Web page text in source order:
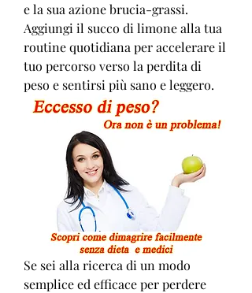
e la sua azione brucia-grassi.
Aggiungi il succo di limone alla tua
routine quotidiana per accelerare il
tuo percorso verso la perdita di
peso e sentirsi più sano e leggero.
Se sei alla ricerca di un modo
semplice ed efficace per perdere